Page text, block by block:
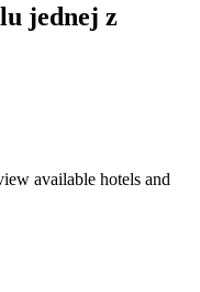
jednej z
available hotels and